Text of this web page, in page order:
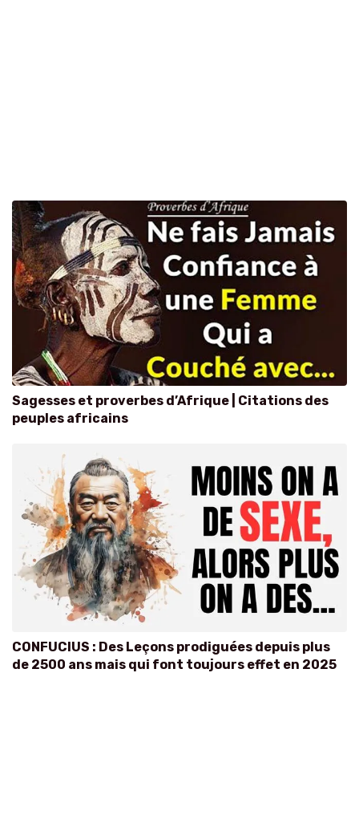
Sagesses et proverbes d’Afrique | Citations des
peuples africains
CONFUCIUS : Des Leçons prodiguées depuis plus
de 2500 ans mais qui font toujours effet en 2025